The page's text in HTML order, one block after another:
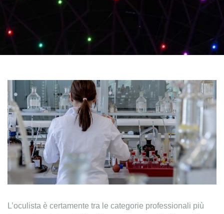
L’oculista è certamente tra le categorie professionali più